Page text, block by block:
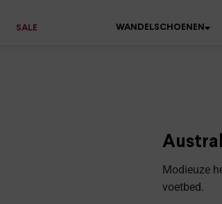
SALE WANDELSCHOENEN
Modieuze
voetbed.